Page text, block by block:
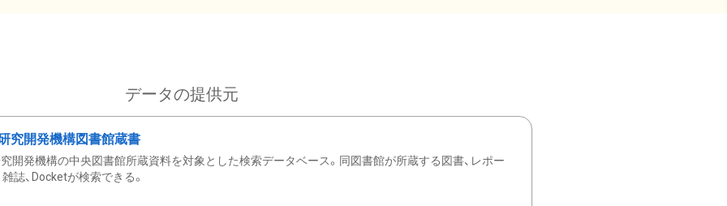
データの提供元
究開発機構図書館蔵書
開発機構の中央図書館所蔵資料を対象とした検索データベース。同図書館が所蔵する図書、レポー
雑誌、Docketが検索できる。